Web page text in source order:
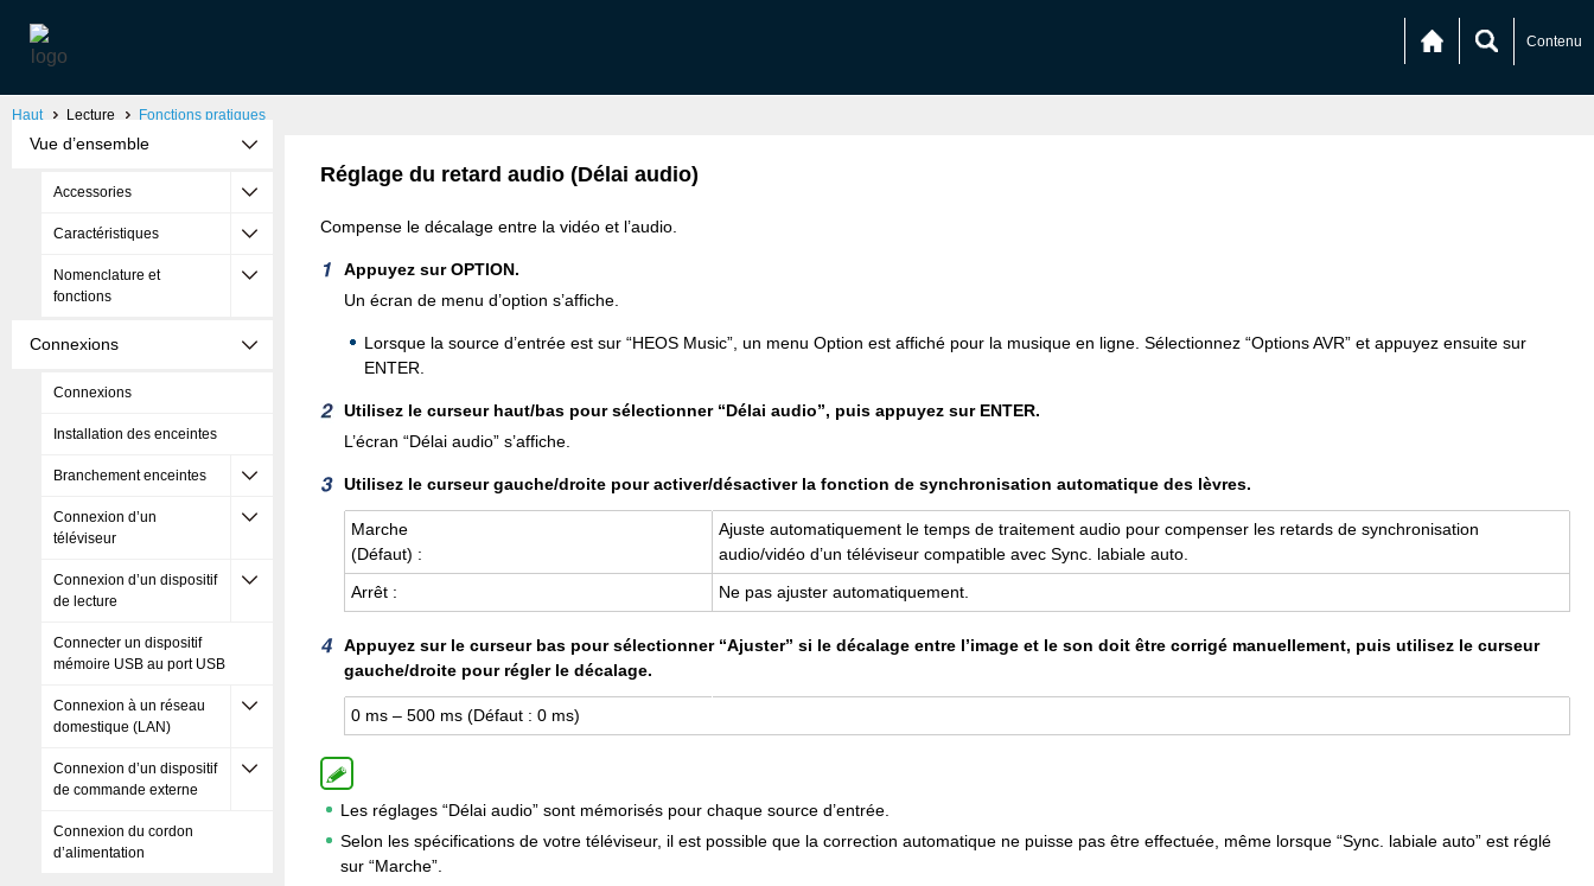
Contenu
Haut Lecture Fonctions pratiques
Vue d’ensemble
Accessories
Caractéristiques
Nomenclature et
fonctions
Connexions
Connexions
Installation des enceintes
Branchement enceintes
Connexion d’un
téléviseur
Connexion d’un dispositif
de lecture
Connecter un dispositif
mémoire USB au port USB
Connexion à un réseau
domestique (LAN)
Connexion d’un dispositif
de commande externe
Connexion du cordon
d’alimentation
Réglage du retard audio (Délai audio)
Compense le décalage entre la vidéo et l’audio.
Appuyez sur OPTION.
Un écran de menu d’option s’affiche.
Lorsque la source d’entrée est sur “HEOS Music”, un menu Option est affiché pour la musique en ligne. Sélectionnez “Options AVR” et appuyez ensuite sur
ENTER.
Utilisez le curseur haut/bas pour sélectionner “Délai audio”, puis appuyez sur ENTER.
L’écran “Délai audio” s’affiche.
Utilisez le curseur gauche/droite pour activer/désactiver la fonction de synchronisation automatique des lèvres.
Marche
(Défaut) :
Ajuste automatiquement le temps de traitement audio pour compenser les retards de synchronisation
audio/vidéo d’un téléviseur compatible avec Sync. labiale auto.
Arrêt :
Ne pas ajuster automatiquement.
Appuyez sur le curseur bas pour sélectionner “Ajuster” si le décalage entre l’image et le son doit être corrigé manuellement, puis utilisez le curseur
gauche/droite pour régler le décalage.
0 ms – 500 ms (Défaut : 0 ms)
Les réglages “Délai audio” sont mémorisés pour chaque source d’entrée.
Selon les spécifications de votre téléviseur, il est possible que la correction automatique ne puisse pas être effectuée, même lorsque “Sync. labiale auto” est réglé
sur “Marche”.